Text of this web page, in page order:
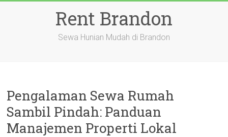
Rent Brandon
Sewa Hunian Mudah di Brandon
Pengalaman Sewa Rumah
Sambil Pindah: Panduan
Manajemen Properti Lokal